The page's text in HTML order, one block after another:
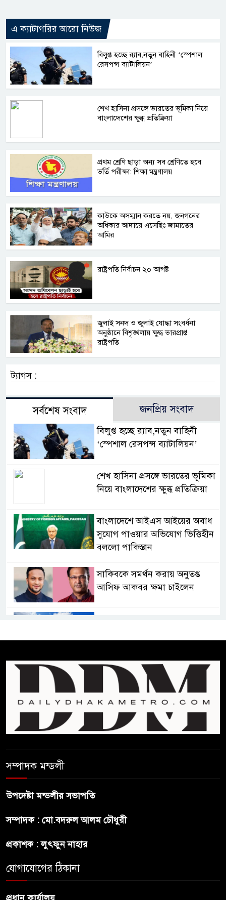
এ ক্যাটাগরির আরো নিউজ
বিলুপ্ত হচ্ছে র‍্যাব,নতুন বাহিনী ‘স্পেশাল
রেসপন্স ব্যাটালিয়ন’
শেখ হাসিনা প্রসঙ্গে ভারতের ভূমিকা নিয়ে
বাংলাদেশের ক্ষুব্ধ প্রতিক্রিয়া
প্রথম শ্রেণি ছাড়া অন্য সব শ্রেণিতে হবে
ভর্তি পরীক্ষা: শিক্ষা মন্ত্রণালয়
কাউকে অসম্মান করতে নয়, জনগনের
অধিকার আদায়ে এসেছিঃ জামাতের
আমির
রাষ্ট্রপতি নির্বাচন ২০ আগষ্ট
জুলাই সনদ ও জুলাই যোদ্ধা সংবর্ধনা
অনুষ্ঠানে বিশৃঙ্খলায় ক্ষুদ্ধ ভারপ্রাপ্ত
রাষ্ট্রপতি
ট্যাগস :
সর্বশেষ সংবাদ জনপ্রিয় সংবাদ
বিলুপ্ত হচ্ছে র‍্যাব,নতুন বাহিনী
‘স্পেশাল রেসপন্স ব্যাটালিয়ন’
শেখ হাসিনা প্রসঙ্গে ভারতের ভূমিকা
নিয়ে বাংলাদেশের ক্ষুব্ধ প্রতিক্রিয়া
বাংলাদেশে আইএস আইয়ের অবাধ
সুযোগ পাওয়ার অভিযোগ ভিত্তিহীন
বললো পাকিস্তান
সাকিবকে সমর্থন করায় অনুতপ্ত
আসিফ আকবর ক্ষমা চাইলেন
প্রথম শ্রেণি ছাড়া অন্য সব শ্রেণিতে
হবে ভর্তি পরীক্ষা: শিক্ষা মন্ত্রণালয়
কাউকে অসম্মান করতে নয়,
জনগনের অধিকার আদায়ে এসেছিঃ
জামাতের আমির
বন্ধুত্ব : ব্রেট লি
সম্পাদক মন্ডলী
উপদেষ্টা মন্ডলীর সভাপতি
সম্পাদক : মো.বদরুল আলম চৌধুরী
প্রকাশক : লুৎফুন নাহার
যোগাযোগের ঠিকানা